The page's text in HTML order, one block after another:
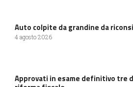
Auto colpite da grandine da
4 agosto 2026
Approvati in esame definitivo tre